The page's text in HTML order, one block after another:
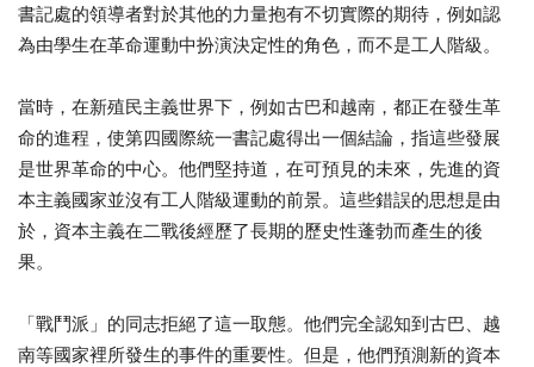
書記處的領導者對於其他的力量抱有不切實際的期待，例如認
為由學生在革命運動中扮演決定性的角色，而不是工人階級。
當時，在新殖民主義世界下，例如古巴和越南，都正在發生革
命的進程，使第四國際統一書記處得出一個結論，指這些發展
是世界革命的中心。他們堅持道，在可預見的未來，先進的資
本主義國家並沒有工人階級運動的前景。這些錯誤的思想是由
於，資本主義在二戰後經歷了長期的歷史性蓬勃而產生的後
果。
「戰鬥派」的同志拒絕了這一取態。他們完全認知到古巴、越
南等國家裡所發生的事件的重要性。但是，他們預測新的資本